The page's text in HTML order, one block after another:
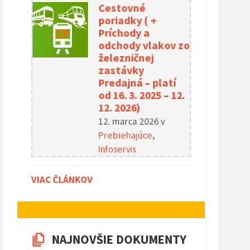
Cestovné
poriadky ( +
Príchody a
odchody vlakov zo
železničnej
zastávky
Predajná – platí
od 16. 3. 2025 – 12.
12. 2026)
12. marca 2026v
Prebiehajúce,
Infoservis
VIAC ČLÁNKOV
NAJNOVŠIE DOKUMENTY